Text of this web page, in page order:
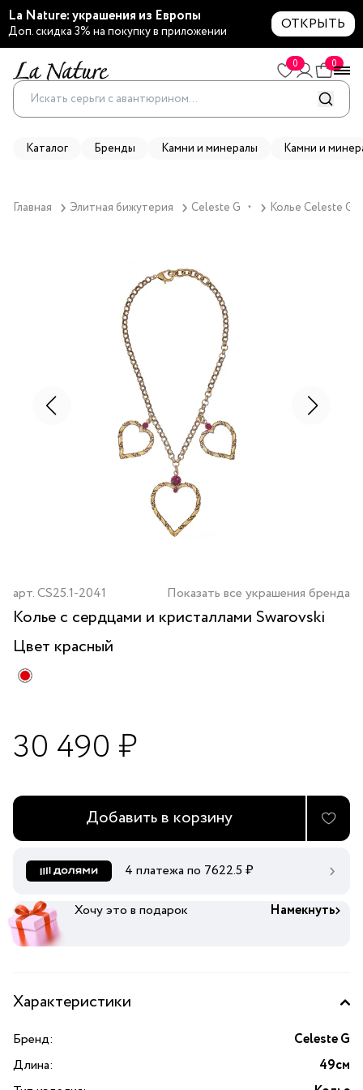
La Nature: украшения из Европы
Доп. скидка 3% на покупку в приложении ОТКРЫТЬ
0 0
Каталог Бренды Камни и минералы Камни и
Главная Элитная бижутерия Celeste G ▼ Колье Celeste G,
арт.CS25.1-2041 Показать все украшения бренда
Колье с сердцами и кристаллами Swarovski
Цвет красный
30 490 ₽
Добавить в корзину
4 платежа по 7622.5 ₽
Хочу это в подарок Намекнуть
Характеристики
Бренд:
Celeste G
Длина:
49см